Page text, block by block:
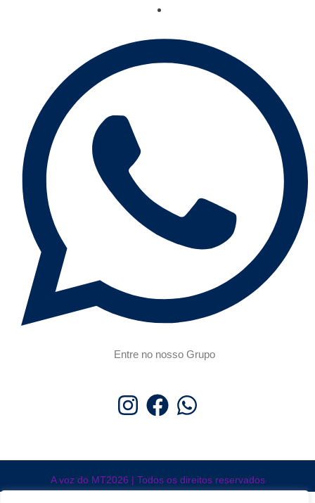
Entre no nosso Grupo
A voz do MT2026 | Todos os direitos reservados